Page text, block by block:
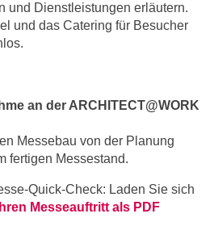
und Dienstleistungen erläutern.
und das Catering für Besucher
an der ARCHITECT@WORK
Messebau von der Planung
fertigen Messestand.
Quick-Check: Laden Sie sich
Messeauftritt als PDF